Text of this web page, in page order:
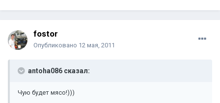
fostor
Опубликовано 12 мая, 2011
antoha086 сказал:
Чую будет мясо!)))